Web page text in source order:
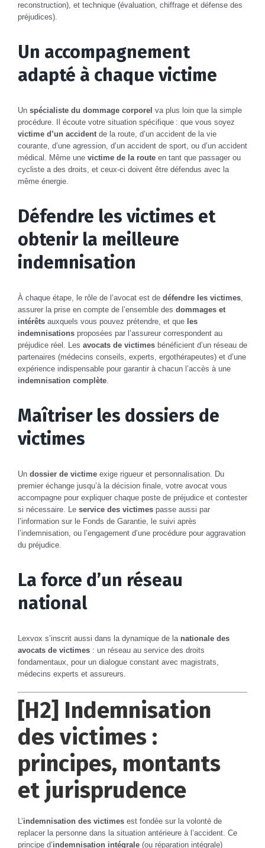
reconstruction), et technique (évaluation, chiffrage et défense des
préjudices).
Un accompagnement
adapté à chaque victime
Un spécialiste du dommage corporel va plus loin que la simple
procédure. Il écoute votre situation spécifique : que vous soyez
victime d’un accidentde la route, d’un accident de la vie
courante, d’une agression, d’un accident de sport, ou d’un accident
médical. Même une victime de la route en tant que passager ou
cycliste a des droits, et ceux-ci doivent être défendus avec la
même énergie.
Défendre les victimes et
obtenir la meilleure
indemnisation
À chaque étape, le rôle de l’avocat est de défendre les victimes,
assurer la prise en compte de l’ensemble des dommages et
intérêts auxquels vous pouvez prétendre, et que les
indemnisations proposées par l’assureur correspondent au
préjudice réel. Les avocats de victimes bénéficient d’un réseau de
partenaires (médecins conseils, experts, ergothérapeutes) et d’une
expérience indispensable pour garantir à chacun l’accès à une
indemnisation complète.
Maîtriser les dossiers de
victimes
Un dossier de victime exige rigueur et personnalisation. Du
premier échange jusqu’à la décision finale, votre avocat vous
accompagne pour expliquer chaque poste de préjudice et contester
si nécessaire. Le service des victimes passe aussi par
l’information sur le Fonds de Garantie, le suivi après
l’indemnisation, ou l’engagement d’une procédure pour aggravation
du préjudice.
La force d’un réseau
national
Lexvox s’inscrit aussi dans la dynamique de la nationale des
avocats de victimes : un réseau au service des droits
fondamentaux, pour un dialogue constant avec magistrats,
médecins experts et assureurs.
[H2] Indemnisation
des victimes :
principes, montants
et jurisprudence
L’indemnisation des victimes est fondée sur la volonté de
replacer la personne dans la situation antérieure à l’accident. Ce
principe d’indemnisation intégrale (ou réparation intégrale)